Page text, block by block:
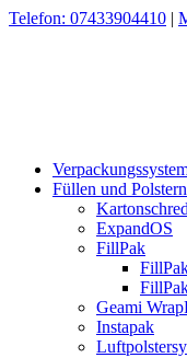
Telefon: 07433904410 |
Füllen und Polstern
ExpandOS
FillPak
Geami
Instapak